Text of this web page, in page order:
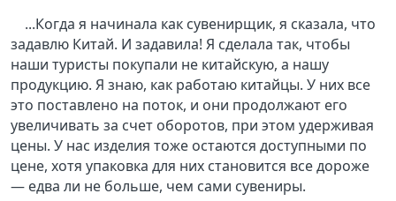
...Когда я начинала как сувенирщик, я сказала, что
задавлю Китай. И задавила! Я сделала так, чтобы
наши туристы покупали не китайскую, а нашу
продукцию. Я знаю, как работаю китайцы. У них все
это поставлено на поток, и они продолжают его
увеличивать за счет оборотов, при этом удерживая
цены. У нас изделия тоже остаются доступными по
цене, хотя упаковка для них становится все дороже
— едва ли не больше, чем сами сувениры.